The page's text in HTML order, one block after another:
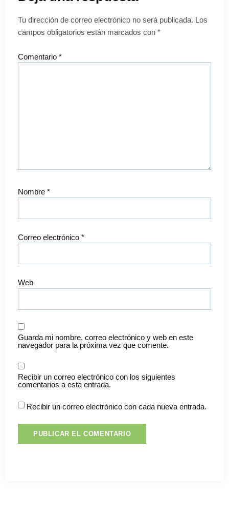
Tu dirección de correo electrónico no será publicada. Los
campos obligatorios están marcados con *
Comentario *
Nombre *
Correo electrónico *
Web
Guarda mi nombre, correo electrónico y web en este
navegador para la próxima vez que comente.
Recibir un correo electrónico con los siguientes
comentarios a esta entrada.
Recibir un correo electrónico con cada nueva entrada.